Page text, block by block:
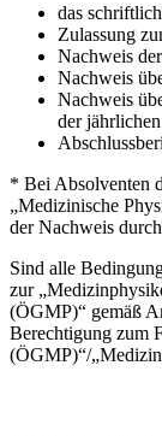
das
Zulassung
Nachweis
Nachweis
Nachweis
der
* Bei Absolventen
„Medizinische
der Nachweis
Sind alle
zur
(ÖGMP)“ gemäß
Berechtigung zum
(ÖGMP)“/